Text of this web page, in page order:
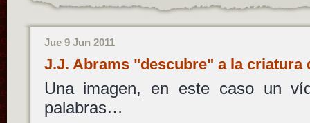
Jue 9 Jun 2011
J.J. Abrams "descubre" a la criatura
Una imagen, en este caso un
palabras…